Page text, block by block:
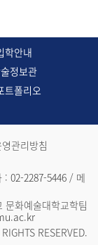
학안내
정보관
트폴리오
관리방침
: 02-2287-5446 / 메
문화예술대학교학팀
RESERVED.